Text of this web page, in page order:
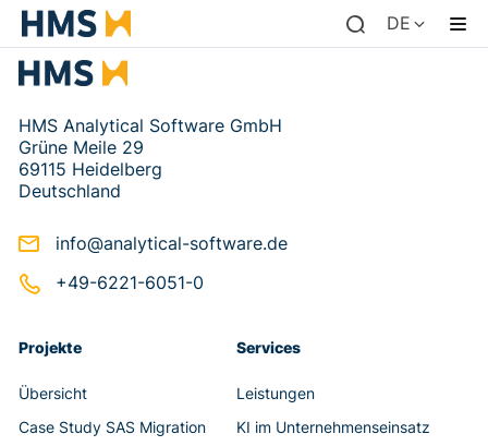
DE
HMS Analytical Software GmbH
Grüne Meile 29
69115 Heidelberg
Deutschland
info@analytical-software.de
+49-6221-6051-0
Projekte
Übersicht
Case Study SAS Migration
Services
Leistungen
KI im Unternehmenseinsatz